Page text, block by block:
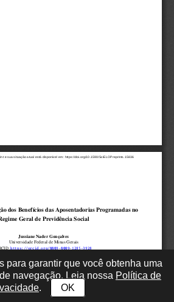
para garantir que você obtenha uma
navegação. Leia nossa Política de
. OK